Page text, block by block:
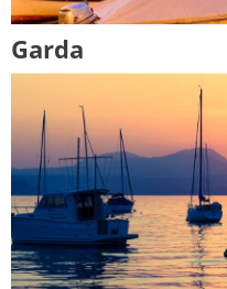
Garda